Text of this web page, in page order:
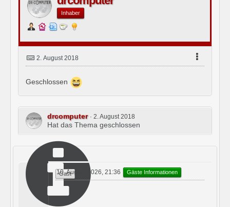
Inhaber
2. August 2018
Geschlossen
drcomputer 2. August 2018
Hat das Thema geschlossen
Gast
10. August 2026, 21:36 Gäste Informationen